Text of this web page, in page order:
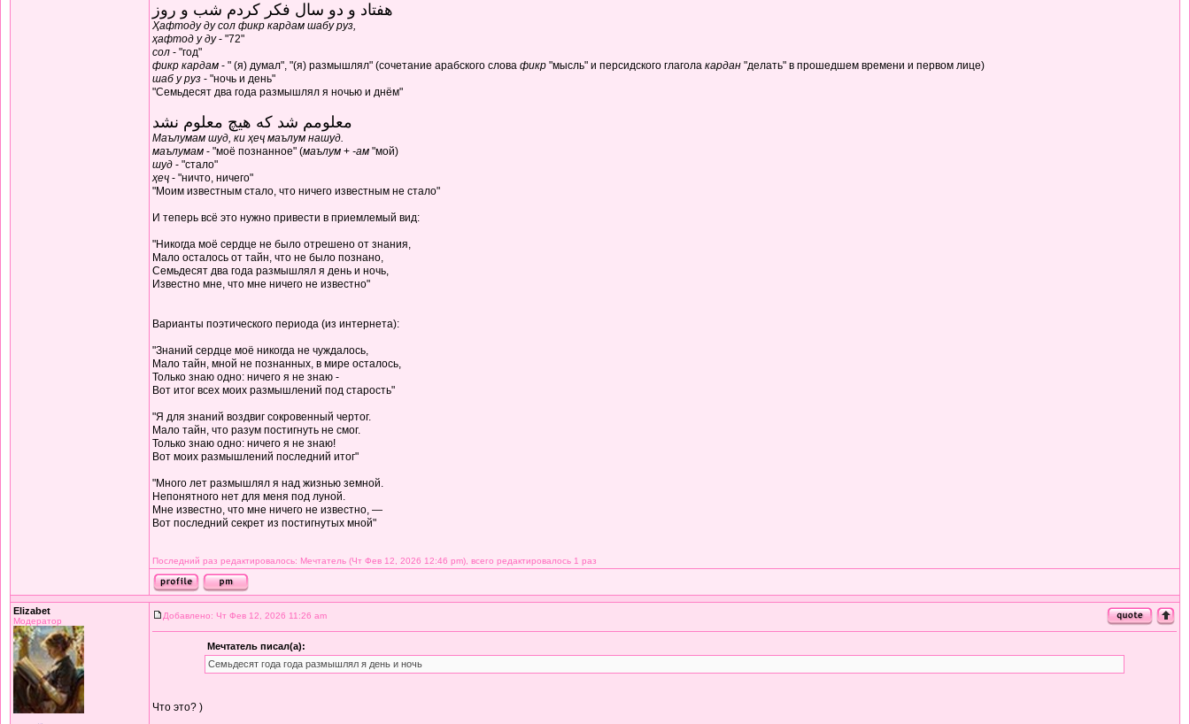
هفتاد و دو سال فکر کردم شب و روز
Ҳафтоду ду сол фикр кардам шабу руз,
ҳафтод у ду- "72"
сол - "год"
фикр кардам - " (я) думал", "(я) размышлял" (сочетание арабского слова фикр "мысль" и персидского глагола кардан "делать" в прошедшем времени и первом лице)
шаб у руз - "ночь и день"
"Семьдесят два года размышлял я ночью и днём"
معلومم شد که هیچ معلوم نشد
Маълумам шуд, ки ҳеҷ маълум нашуд.
маълумам - "моё познанное" (маълум + -ам "мой)
шуд - "стало"
ҳеҷ - "ничто, ничего"
"Моим известным стало, что ничего известным не стало"
И теперь всё это нужно привести в приемлемый вид:
"Никогда моё сердце не было отрешено от знания,
Мало осталось от тайн, что не было познано,
Семьдесят два года размышлял я день и ночь,
Известно мне, что мне ничего не известно"
Варианты поэтического периода (из интернета):
"Знаний сердце моё никогда не чуждалось,
Мало тайн, мной не познанных, в мире осталось,
Только знаю одно: ничего я не знаю -
Вот итог всех моих размышлений под старость"
"Я для знаний воздвиг сокровенный чертог.
Мало тайн, что разум постигнуть не смог.
Только знаю одно: ничего я не знаю!
Вот моих размышлений последний итог"
"Много лет размышлял я над жизнью земной.
Непонятного нет для меня под луной.
Мне известно, что мне ничего не известно, —
Вот последний секрет из постигнутых мной"
Последний раз редактировалось: Мечтатель (Чт Фев 12, 2026 12:46 pm), всего редактировалось 1 раз
Elizabet
Модератор
Добавлено: Чт Фев 12, 2026 11:26 am
Мечтатель писал(а):
Семьдесят года года размышлял я день и ночь
Что это? )